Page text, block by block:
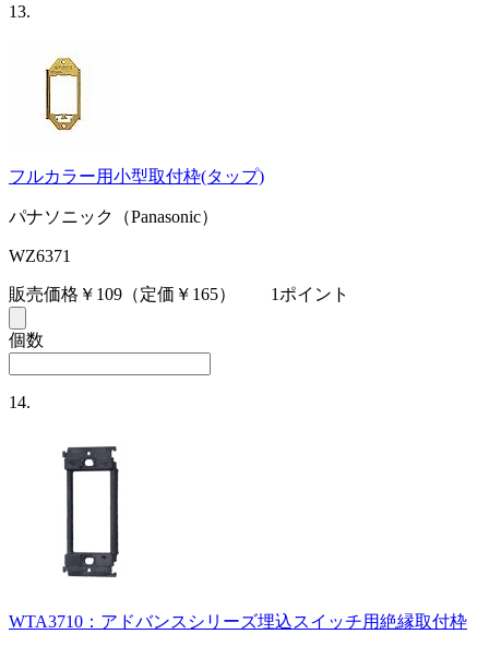
13.
フルカラー用小型取付枠(タップ)
パナソニック（Panasonic）
WZ6371
販売価格￥109 （定価￥165） 1ポイント
個数
14.
WTA3710：アドバンスシリーズ埋込スイッチ用絶縁取付枠